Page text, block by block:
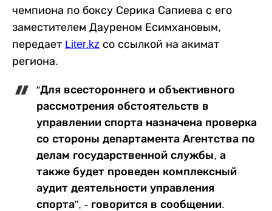
чемпиона по боксу Серика Сапиева с его
заместителем Дауреном Есимхановым,
передает Liter.kz со ссылкой на акимат
региона.
“Для всестороннего и объективного
рассмотрения обстоятельств в
управлении спорта назначена проверка
со стороны департамента Агентства по
делам государственной службы, а
также будет проведен комплексный
аудит деятельности управления
спорта”, - говорится в сообщении.